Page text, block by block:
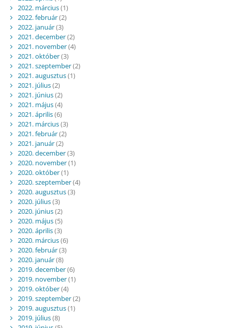
2022. március(1)
2022. február(2)
2022. január(3)
2021. december(2)
2021. november(4)
2021. október(3)
2021. szeptember(2)
2021. augusztus(1)
2021. július(2)
2021. június(2)
2021. május(4)
2021. április(6)
2021. március(3)
2021. február(2)
2021. január(2)
2020. december(3)
2020. november(1)
2020. október(1)
2020. szeptember(4)
2020. augusztus(3)
2020. július(3)
2020. június(2)
2020. május(5)
2020. április(3)
2020. március(6)
2020. február(3)
2020. január(8)
2019. december(6)
2019. november(1)
2019. október(4)
2019. szeptember(2)
2019. augusztus(1)
2019. július(8)